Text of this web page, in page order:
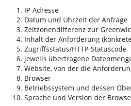
IP-Adresse
Datum und Uhrzeit der Anfrage
Zeitzonendifferenz zur
Inhalt der Anforderung
Zugriffsstatus/HTTP-Statuscode
jeweils übertragene
Website, von der die
Browser
Betriebssystem und dessen
Sprache und Version der